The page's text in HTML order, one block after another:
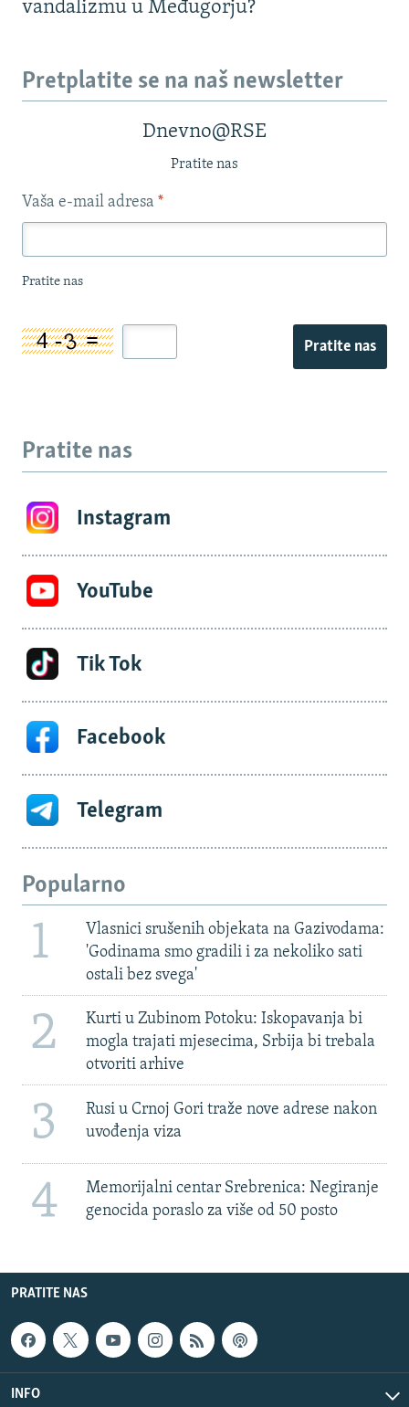
vandalizmu u Međugorju?
Pretplatite se na naš newsletter
Dnevno@RSE
Pratite nas
Vaša e-mail adresa *
Pratite nas
Pratite nas
Pratite nas
Instagram
YouTube
Tik Tok
Facebook
Telegram
Popularno
1
Vlasnici srušenih objekata na Gazivodama:
'Godinama smo gradili i za nekoliko sati
ostali bez svega'
2
Kurti u Zubinom Potoku: Iskopavanja bi
mogla trajati mjesecima, Srbija bi trebala
otvoriti arhive
3
Rusi u Crnoj Gori traže nove adrese nakon
uvođenja viza
4
Memorijalni centar Srebrenica: Negiranje
genocida poraslo za više od 50 posto
PRATITE NAS
INFO